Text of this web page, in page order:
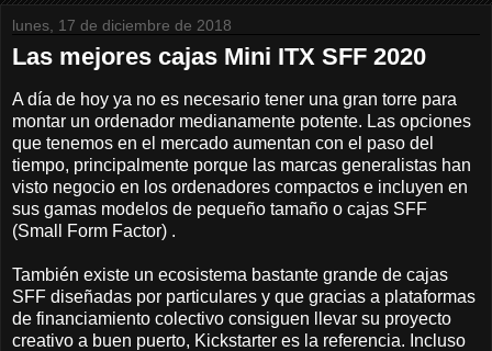
lunes, 17 de diciembre de 2018
Las mejores cajas Mini ITX SFF 2020
A día de hoy ya no es necesario tener una gran torre para
montar un ordenador medianamente potente. Las opciones
que tenemos en el mercado aumentan con el paso del
tiempo, principalmente porque las marcas generalistas han
visto negocio en los ordenadores compactos e incluyen en
sus gamas modelos de pequeño tamaño o cajas SFF
(Small Form Factor) .
También existe un ecosistema bastante grande de cajas
SFF diseñadas por particulares y que gracias a plataformas
de financiamiento colectivo consiguen llevar su proyecto
creativo a buen puerto, Kickstarter es la referencia. Incluso